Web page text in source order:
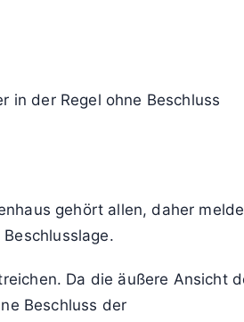
in der Regel ohne Beschluss
gehört allen, daher
Da die äußere Ansicht
Beschluss der